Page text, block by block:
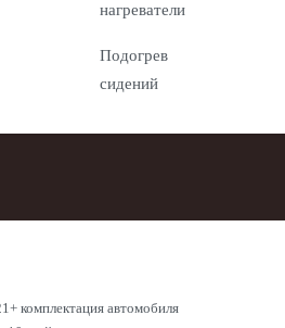
нагреватели
Подогрев
сидений
комплектация автомобиля